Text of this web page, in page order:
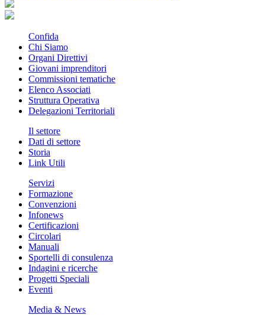
Confida
Chi Siamo
Organi Direttivi
Giovani imprenditori
Commissioni tematiche
Elenco Associati
Struttura Operativa
Delegazioni Territoriali
Il settore
Dati di settore
Storia
Link Utili
Servizi
Formazione
Convenzioni
Infonews
Certificazioni
Circolari
Manuali
Sportelli di consulenza
Indagini e ricerche
Progetti Speciali
Eventi
Media & News